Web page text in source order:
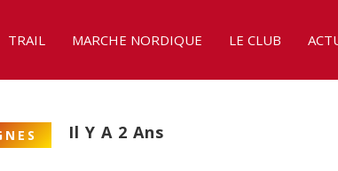
TRAIL MARCHE NORDIQUE LE CLUB
Il Y A 2 Ans